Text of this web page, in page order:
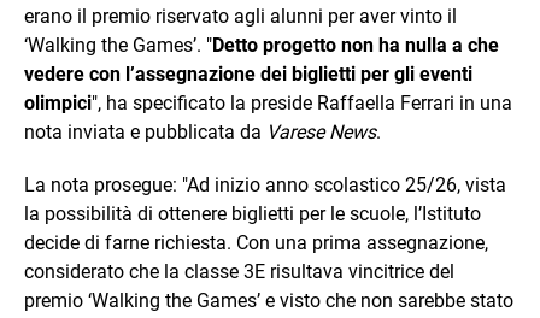
erano il premio riservato agli alunni per aver vinto il
‘Walking the Games’. "Detto progetto non ha nulla a che
vedere con l’assegnazione dei biglietti per gli eventi
olimpici", ha specificato la preside Raffaella Ferrari in una
nota inviata e pubblicata da Varese News.
La nota prosegue: "Ad inizio anno scolastico 25/26, vista
la possibilità di ottenere biglietti per le scuole, l’Istituto
decide di farne richiesta. Con una prima assegnazione,
considerato che la classe 3E risultava vincitrice del
premio ‘Walking the Games’ e visto che non sarebbe stato